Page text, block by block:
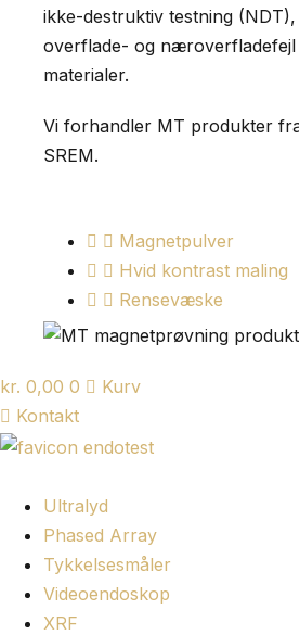
ikke-destruktiv testning
overflade- og næroverfladefejl
materialer.
Vi forhandler MT produkter
SREM.
Magnetpulver
Hvid kontrast maling
Rensevæske
kr. 0,00 0
Kurv
Kontakt
Ultralyd
Phased Array
Tykkelsesmåler
Videoendoskop
XRF